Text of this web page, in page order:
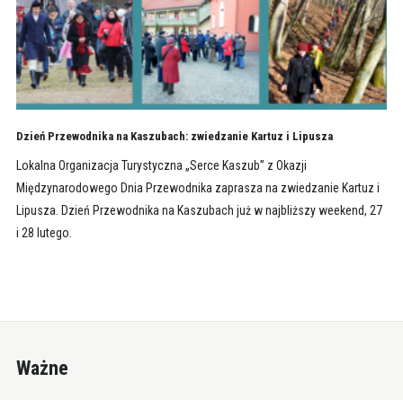
Dzień Przewodnika na Kaszubach: zwiedzanie Kartuz i Lipusza
Lokalna Organizacja Turystyczna „Serce Kaszub” z Okazji
Międzynarodowego Dnia Przewodnika zaprasza na zwiedzanie Kartuz i
Lipusza. Dzień Przewodnika na Kaszubach już w najbliższy weekend, 27
i 28 lutego.
Ważne